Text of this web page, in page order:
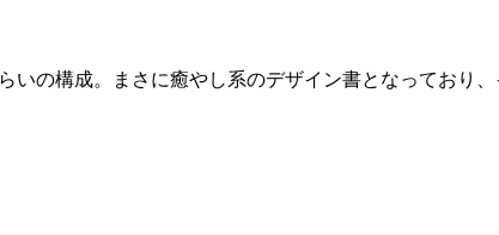
いの構成。まさに癒やし系のデザイン書となっており